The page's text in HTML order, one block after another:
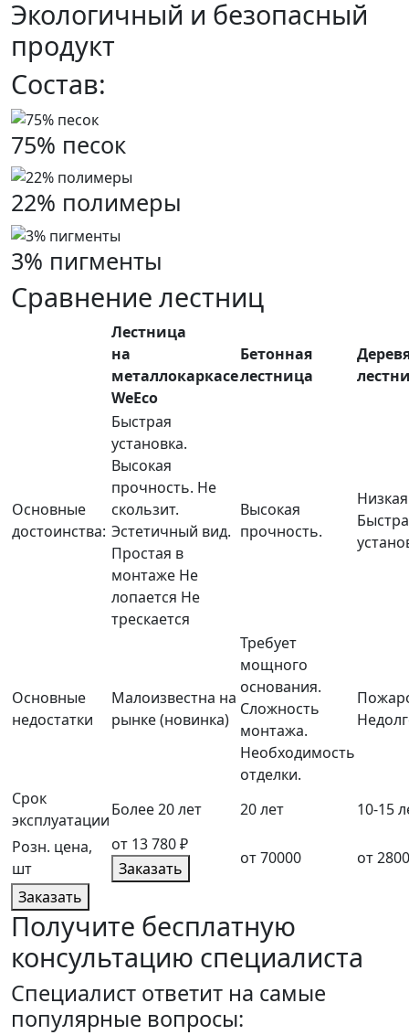
Экологичный и безопасный
продукт
Состав:
75% песок
22% полимеры
3% пигменты
Сравнение лестниц
Лестница
на
металлокаркасе
WeEco
Бетонная
лестница
Основные
достоинства:
Быстрая
установка.
Высокая
прочность. Не
скользит.
Эстетичный вид.
Простая в
монтаже Не
лопается Не
трескается
Высокая
прочность.
Основные
недостатки
Малоизвестна на
рынке (новинка)
Требует
мощного
основания.
Сложность
монтажа.
Необходимость
отделки.
Срок
эксплуатации
Более 20 лет 20 лет
10-15
Розн. цена,
шт
от 13 780 ₽
Заказать
от 70000
от
Заказать
Получите бесплатную
консультацию специалиста
Cпециалист ответит на самые
популярные вопросы: